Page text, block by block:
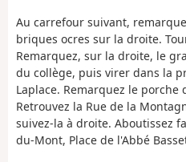
Au carrefour suivant,
briques ocres sur la droite.
Remarquez, sur la droite, le
du collège, puis virer dans la
Laplace. Remarquez le porche
Retrouvez la Rue de la
suivez-la à droite. Aboutissez
du-Mont, Place de l'Abbé